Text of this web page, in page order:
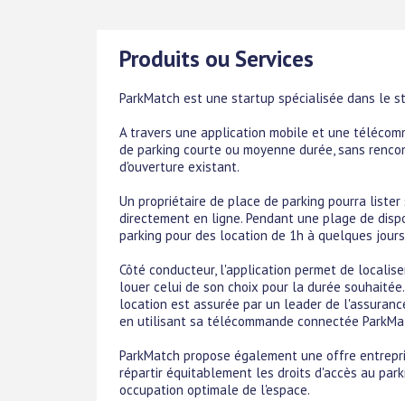
Produits ou Services
ParkMatch est une startup spécialisée dans le
A travers une application mobile et une
de parking courte ou moyenne durée, sans
d'ouverture existant.
Un propriétaire de place de parking pourra
directement en ligne. Pendant une plage de
parking pour des location de 1h à quelques
Côté conducteur, l'application permet de
louer celui de son choix pour la durée
location est assurée par un leader de
en utilisant sa télécommande connectée
ParkMatch propose également une offre
répartir équitablement les droits d'accès au
occupation optimale de l'espace.